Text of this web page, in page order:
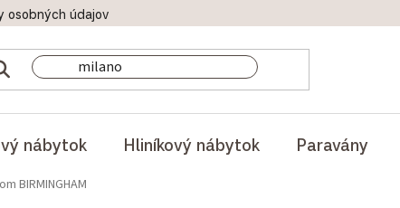
osobných údajov
nábytok Hliníkový nábytok Paravány
BIRMINGHAM